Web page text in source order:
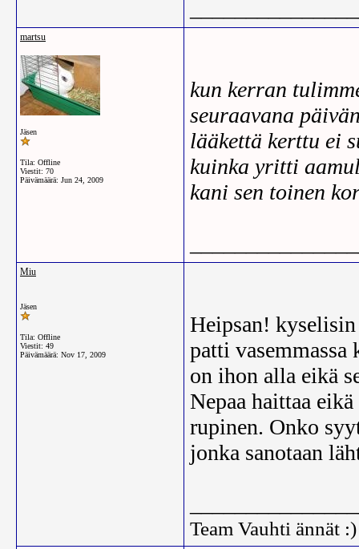
martsu
Jäsen
Tila: Offline
Viestit: 70
Päivämäärä: Jun 24, 2009
kun kerran
seuraavana
lääkettä kerttu ei
kuinka yritti
kani sen toinen
Miu
Jäsen
Tila: Offline
Viestit: 49
Päivämäärä: Nov 17, 2009
Heipsan!
patti
on ihon alla eikä
Nepaa haittaa
rupinen. Onko
jonka sanotaan
Team Vauhti ännät :)